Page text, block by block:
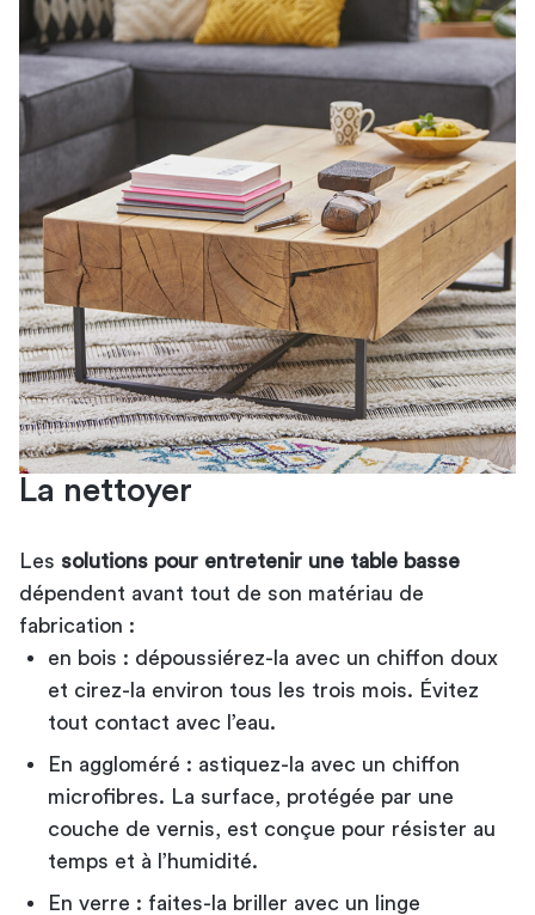
La nettoyer
Les solutions pour entretenir une table basse
dépendent avant tout de son matériau de
fabrication :
en bois : dépoussiérez-la avec un chiffon doux
et cirez-la environ tous les trois mois. Évitez
tout contact avec l’eau.
En aggloméré : astiquez-la avec un chiffon
microfibres. La surface, protégée par une
couche de vernis, est conçue pour résister au
temps et à l’humidité.
En verre : faites-la briller avec un linge